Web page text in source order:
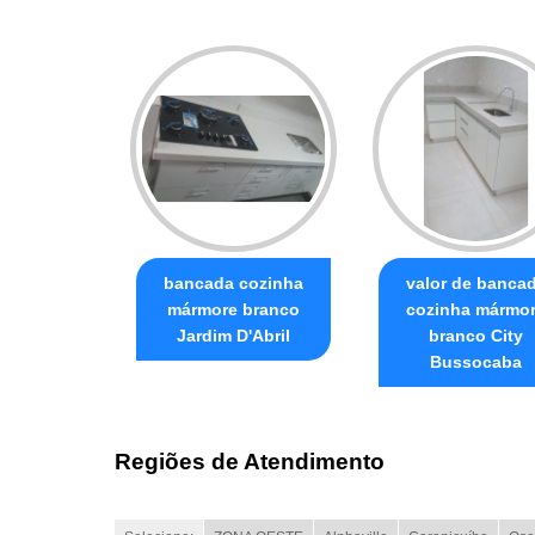
bancada cozinha
mármore branco
Jardim D'Abril
valor de
cozinha
branco City
Bussocaba
Regiões de Atendimento